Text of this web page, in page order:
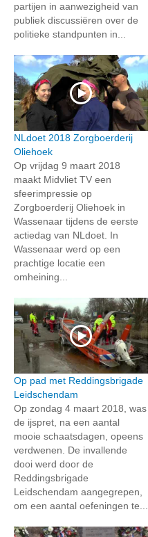
partijen in aanwezigheid van
publiek discussiëren over de
politieke standpunten in...
NLdoet 2018 Zorgboerderij
Oliehoek
Op vrijdag 9 maart 2018
maakt Midvliet TV een
sfeerimpressie op
Zorgboerderij Oliehoek in
Wassenaar tijdens de eerste
actiedag van NLdoet. In
Wassenaar werd op een
prachtige locatie een
omheining...
Op pad met Reddingsbrigade
Leidschendam
Op zondag 4 maart 2018, was
de ijspret, na een aantal
mooie schaatsdagen, opeens
verdwenen. De invallende
dooi werd door de
Reddingsbrigade
Leidschendam aangegrepen,
om een aantal oefeningen te...